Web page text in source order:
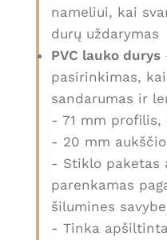
nameliui, kai
durų uždarymas
PVC lauko durys
pasirinkimas,
sandarumas ir
- 71 mm profilis,
- 20 mm
- Stiklo paketas
parenkamas
šilumines
- Tinka